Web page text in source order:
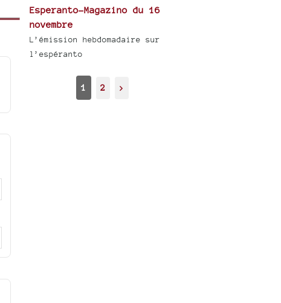
Esperanto-Magazino du 16
novembre
L’émission hebdomadaire sur
l’espéranto
1 2 >